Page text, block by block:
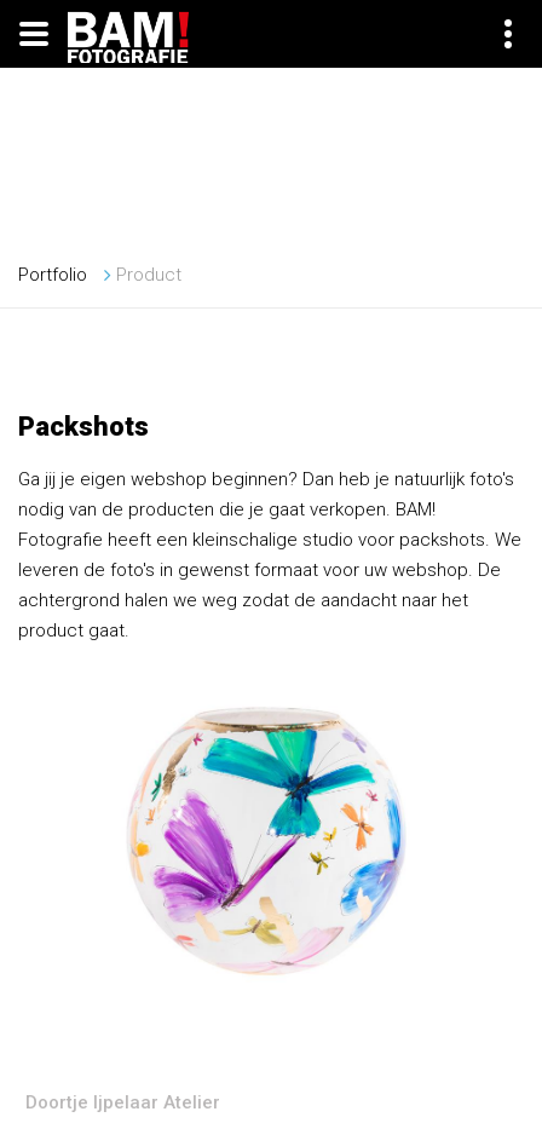
Portfolio Product
Packshots
Ga jij je eigen webshop beginnen? Dan heb je natuurlijk foto's
nodig van de producten die je gaat verkopen. BAM!
Fotografie heeft een kleinschalige studio voor packshots. We
leveren de foto's in gewenst formaat voor uw webshop. De
achtergrond halen we weg zodat de aandacht naar het
product gaat.
Doortje Ijpelaar Atelier